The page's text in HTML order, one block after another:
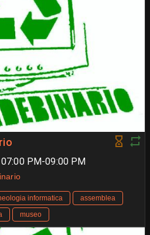
PM-09:00 PM
informatica
assemblea
museo